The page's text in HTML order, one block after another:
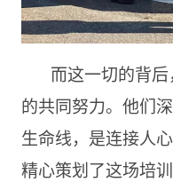
而这一切的背
的共同努力。他们
生命线，是连接人
精心策划了这场培